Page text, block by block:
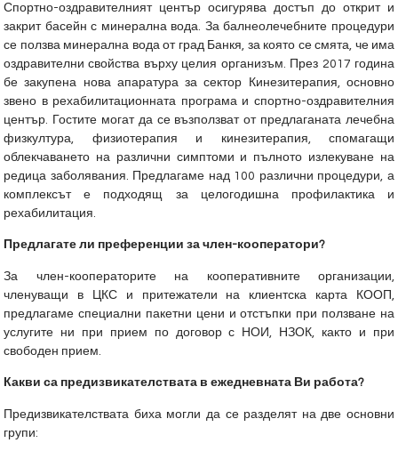
Спортно-оздравителният център осигурява достъп до открит и
закрит басейн с минерална вода. За балнеолечебните процедури
се ползва минерална вода от град Банкя, за която се смята, че има
оздравителни свойства върху целия организъм. През 2017 година
бе закупена нова апаратура за сектор Кинезитерапия, основно
звено в рехабилитационната програма и спортно-оздравителния
център. Гостите могат да се възползват от предлаганата лечебна
физкултура, физиотерапия и кинезитерапия, спомагащи
облекчаването на различни симптоми и пълното излекуване на
редица заболявания. Предлагаме над 100 различни процедури, а
комплексът е подходящ за целогодишна профилактика и
рехабилитация.
Предлагате ли преференции за член-кооператори?
За член-кооператорите на кооперативните организации,
членуващи в ЦКС и притежатели на клиентска карта КООП,
предлагаме специални пакетни цени и отстъпки при ползване на
услугите ни при прием по договор с НОИ, НЗОК, както и при
свободен прием.
Какви са предизвикателствата в ежедневната Ви работа?
Предизвикателствата биха могли да се разделят на две основни
групи: